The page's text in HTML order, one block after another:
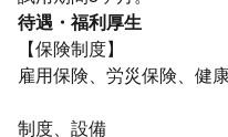
待遇・福利厚生
【保険制度】
雇用保険、労災保険、健
制度、設備